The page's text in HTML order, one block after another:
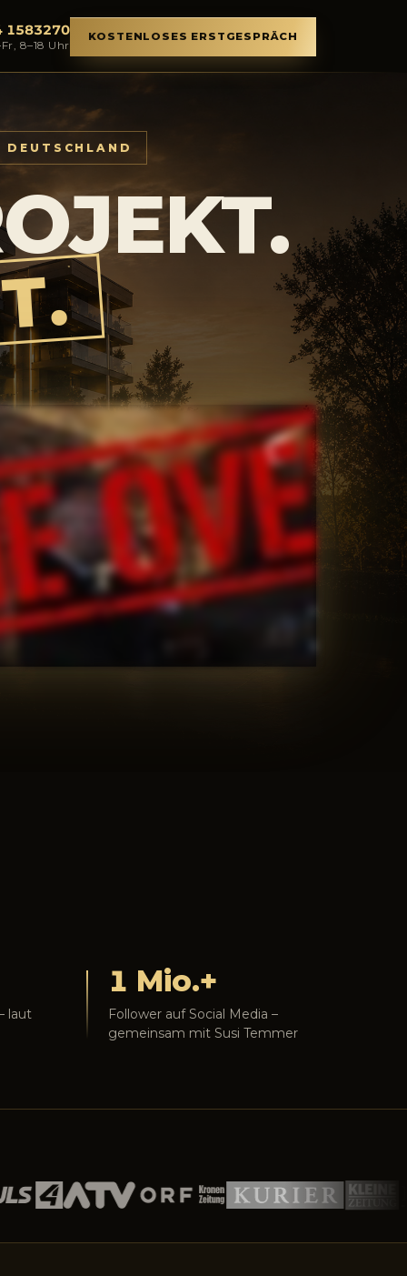
1583270
8–18 Uhr
KOSTENLOSES ERSTGESPRÄCH
laut
1 Mio.+
Follower auf Social Media –
gemeinsam mit Susi Temmer